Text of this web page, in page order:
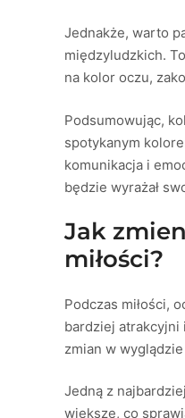
Jednakże, warto
międzyludzkich.
na kolor oczu,
Podsumowując,
spotykanym
komunikacja i
będzie wyrażał
Jak
miłości?
Podczas miłości,
bardziej atrakcyjni
zmian w
Jedną z
większe, co